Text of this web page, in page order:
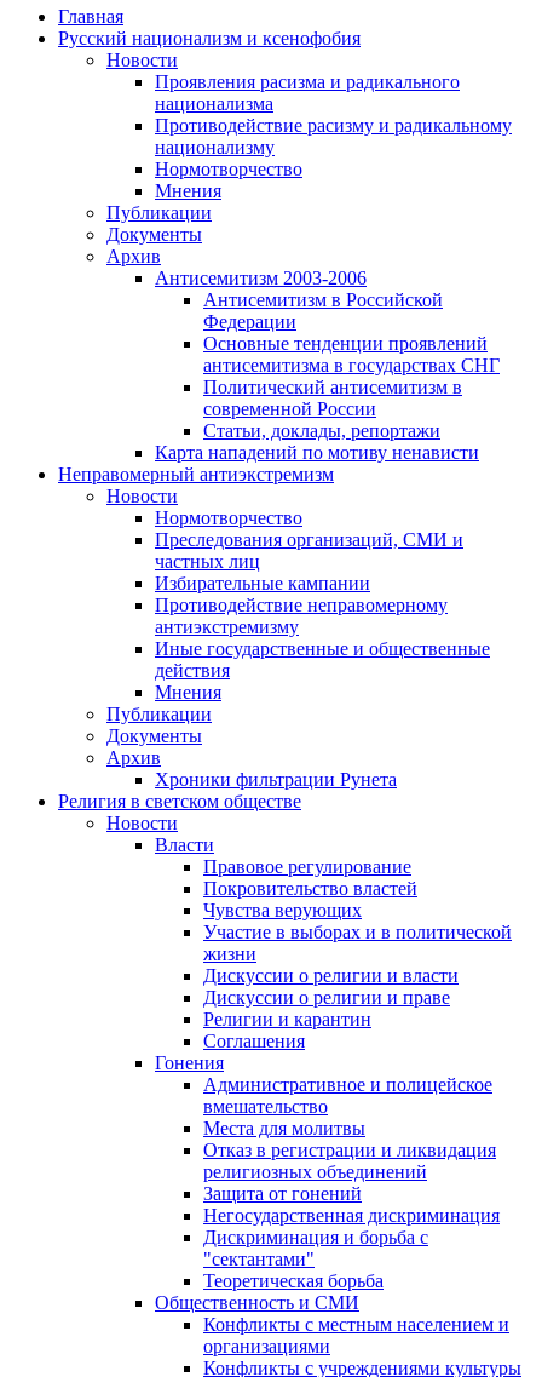
Главная
Русский национализм и ксенофобия
Новости
Проявления расизма и радикального
национализма
Противодействие расизму и радикальному
национализму
Нормотворчество
Мнения
Публикации
Документы
Архив
Антисемитизм 2003-2006
Антисемитизм в Российской
Федерации
Основные тенденции проявлений
антисемитизма в государствах СНГ
Политический антисемитизм в
современной России
Статьи, доклады, репортажи
Карта нападений по мотиву ненависти
Неправомерный антиэкстремизм
Новости
Нормотворчество
Преследования организаций, СМИ и
частных лиц
Избирательные кампании
Противодействие неправомерному
антиэкстремизму
Иные государственные и общественные
действия
Мнения
Публикации
Документы
Архив
Хроники фильтрации Рунета
Религия в светском обществе
Новости
Власти
Правовое регулирование
Покровительство властей
Чувства верующих
Участие в выборах и в политической
жизни
Дискуссии о религии и власти
Дискуссии о религии и праве
Религии и карантин
Соглашения
Гонения
Административное и полицейское
вмешательство
Места для молитвы
Отказ в регистрации и ликвидация
религиозных объединений
Защита от гонений
Негосударственная дискриминация
Дискриминация и борьба с
"сектантами"
Теоретическая борьба
Общественность и СМИ
Конфликты с местным населением и
организациями
Конфликты с учреждениями культуры